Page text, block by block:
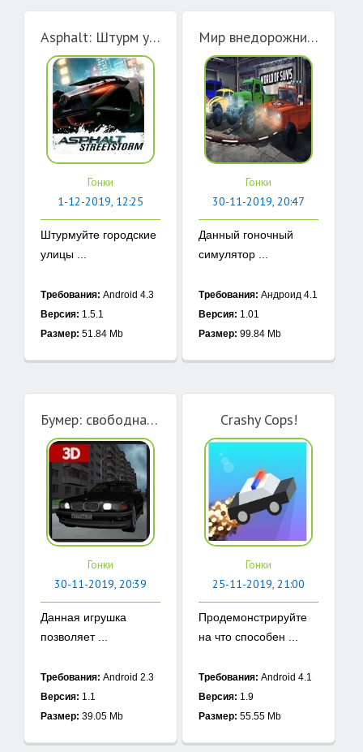
Asphalt: Штурм улиц
Гонки
1-12-2019, 12:25
Штурмуйте городские
улицы ...
Требования: Android 4.3
Версия: 1.5.1
Размер: 51.84 Mb
Мир внедорожников: Онлайн
Гонки
30-11-2019, 20:47
Данный гоночный
симулятор ...
Требования: Андроид 4.1
Версия: 1.01
Размер: 99.84 Mb
Бумер: свободная езда
Гонки
30-11-2019, 20:39
Данная игрушка
позволяет ...
Требования: Android 2.3
Версия: 1.1
Размер: 39.05 Mb
Crashy Cops!
Гонки
25-11-2019, 21:00
Продемонстрируйте
на что способен ...
Требования: Android 4.1
Версия: 1.9
Размер: 55.55 Mb